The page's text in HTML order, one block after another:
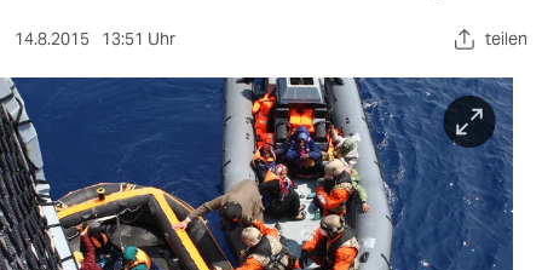
sport
berlin
nord
wahrheit
14.8.2015 13:51 Uhr teilen